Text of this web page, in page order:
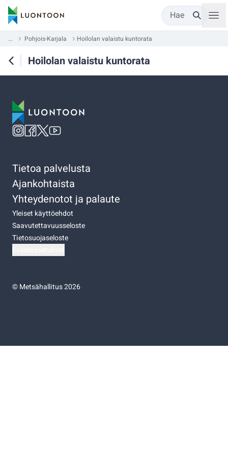
Hae
... Pohjois-Karjala Hoilolan valaistu kuntorata
Hoilolan valaistu kuntorata
Tietoa palvelusta
Ajankohtaista
Yhteydenotot ja palaute
Yleiset käyttöehdot
Saavutettavuusseloste
Tietosuojaseloste
©Metsähallitus 2026